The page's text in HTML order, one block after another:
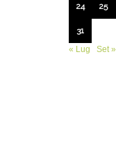
24 25
31
« Lug
Set »